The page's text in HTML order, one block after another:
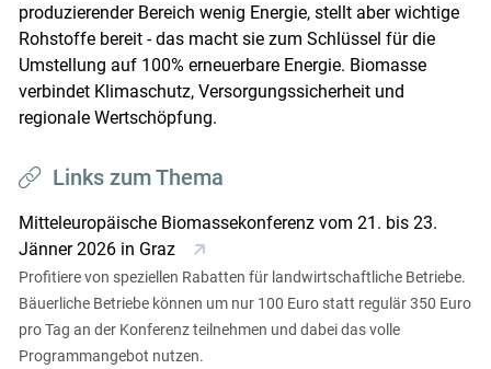
produzierender Bereich wenig Energie, stellt aber wichtige
Rohstoffe bereit - das macht sie zum Schlüssel für die
Umstellung auf 100% erneuerbare Energie. Biomasse
verbindet Klimaschutz, Versorgungssicherheit und
regionale Wertschöpfung.
Links zum Thema
Mitteleuropäische Biomassekonferenz vom 21. bis 23.
Jänner 2026 in Graz
Profitiere von speziellen Rabatten für landwirtschaftliche Betriebe.
Bäuerliche Betriebe können um nur 100 Euro statt regulär 350 Euro
pro Tag an der Konferenz teilnehmen und dabei das volle
Programmangebot nutzen.